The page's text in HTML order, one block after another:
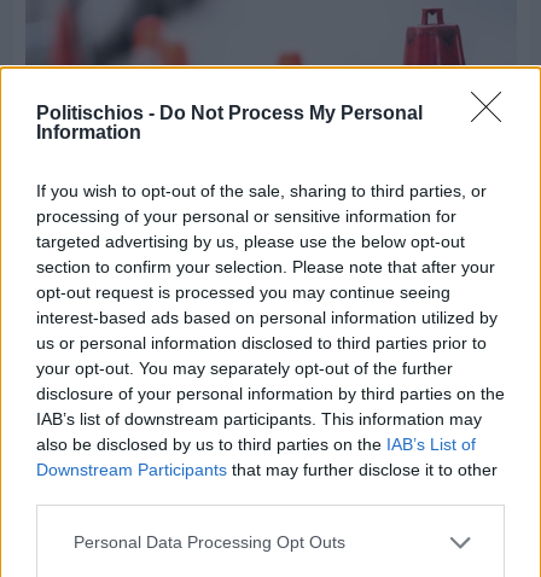
Politischios - Do Not Process My Personal
Information
If you wish to opt-out of the sale, sharing to third parties, or
processing of your personal or sensitive information for
targeted advertising by us, please use the below opt-out
section to confirm your selection. Please note that after your
opt-out request is processed you may continue seeing
interest-based ads based on personal information utilized by
us or personal information disclosed to third parties prior to
your opt-out. You may separately opt-out of the further
disclosure of your personal information by third parties on the
IAB’s list of downstream participants. This information may
also be disclosed by us to third parties on the IAB’s List of
Downstream Participants that may further disclose it to other
Personal Data Processing Opt Outs
Πριν 9 ημέρες
Εργασίες ασφαλτόστρωσης σε τρεις οδούς του
Βαρβασίου